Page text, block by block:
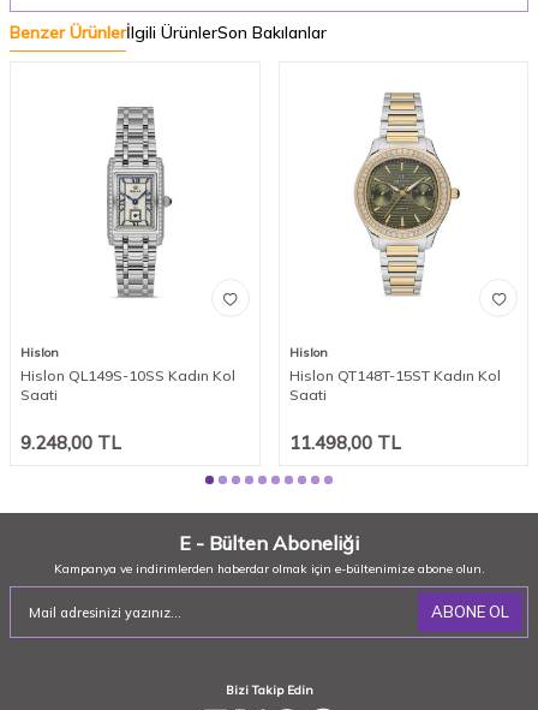
Benzer Ürünlerİlgili ÜrünlerSon Bakılanlar
Hislon
Hislon QL149S-10SS Kadın Kol
Saati
9.248,00 TL
Hislon
Hislon QT148T-15ST Kadın Kol
Saati
11.498,00TL
E - Bülten Aboneliği
Kampanya ve indirimlerden haberdar olmak için e-bültenimize abone olun.
ABONE OL
Bizi Takip Edin